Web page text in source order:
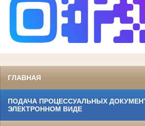
ГЛАВНАЯ
ПОДАЧА ПРОЦЕССУАЛЬНЫХ
ЭЛЕКТРОННОМ ВИДЕ